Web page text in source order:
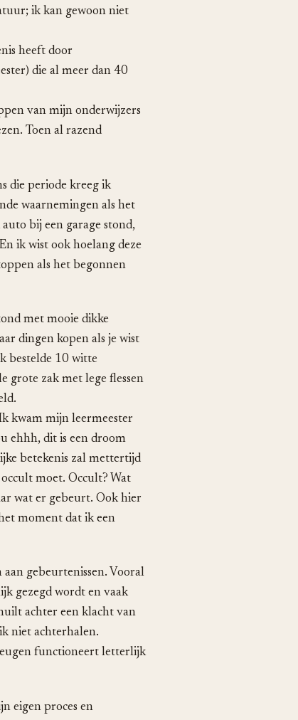
ik kan gewoon niet
heeft door
die al meer dan 40
van mijn onderwijzers
Toen al razend
die periode kreeg ik
waarnemingen als het
bij een garage stond,
ik wist ook hoelang deze
als het begonnen
met mooie dikke
dingen kopen als je wist
bestelde 10 witte
grote zak met lege flessen
kwam mijn leermeester
ehhh, dit is een droom
betekenis zal mettertijd
moet. Occult? Wat
wat er gebeurt. Ook hier
moment dat ik een
gebeurtenissen. Vooral
gezegd wordt en vaak
achter een klacht van
niet achterhalen.
functioneert letterlijk
eigen proces en